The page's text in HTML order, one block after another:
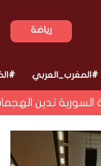
رياضة
#المغرب_العربي
السورية تدين